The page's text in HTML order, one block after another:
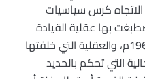
كرس سياسيات
بها عقلية القيادة
العائلية للحركة الوطنية قبل عام 1964م، والعقلية التي خلفتها
الحالية التي تحكم بالحديد